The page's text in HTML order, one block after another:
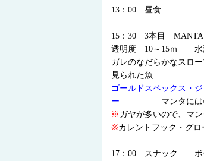
13：00 昼食
15：30 3本目
透明度 10～15ｍ
ガレのなだらかなス
見られた魚
ゴールドスペックス・
ー
マンタには
※ ガヤが多いので、マ
※カレントフック・グロ
17：00 スナック ボ